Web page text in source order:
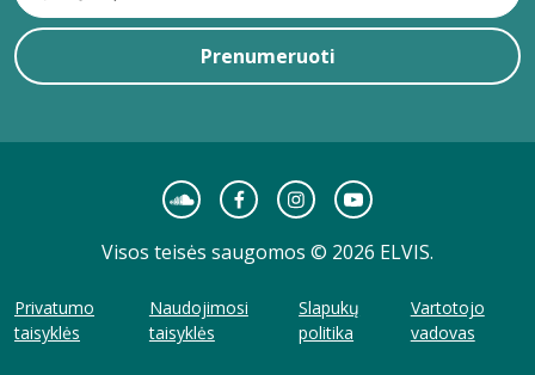
Prenumeruoti
Visos teisės saugomos © 2026 ELVIS.
Privatumo
taisyklės
Naudojimosi
taisyklės
Slapukų
politika
Vartotojo
vadovas